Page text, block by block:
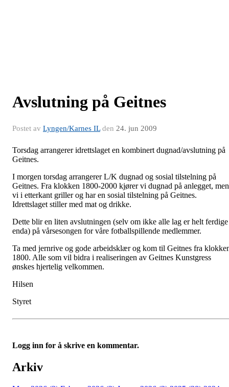
Avslutning på Geitnes
Postet av Lyngen/Karnes ILden 24. jun 2009
Torsdag arrangerer idrettslaget en kombinert dugnad/avslutning på
Geitnes.
I morgen torsdag arrangerer L/K dugnad og sosial tilstelning på
Geitnes. Fra klokken 1800-2000 kjører vi dugnad på anlegget,
vi i etterkant griller og har en sosial tilstelning på Geitnes.
Idrettslaget stiller med mat og drikke.
Dette blir en liten avslutningen (selv om ikke alle lag er helt ferdige
enda) på vårsesongen for våre fotballspillende medlemmer.
Ta med jernrive og gode arbeidsklær og kom til Geitnes fra
1800. Alle som vil bidra i realiseringen av Geitnes Kunstgress
ønskes hjertelig velkommen.
Hilsen
Styret
Logg inn for å skrive en kommentar.
Arkiv